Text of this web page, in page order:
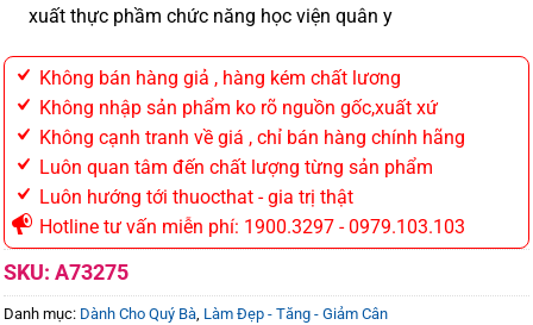
xuất thực phầm chức năng học viện quân y
Không bán hàng giả , hàng kém chất lương
Không nhập sản phẩm ko rõ nguồn gốc,xuất xứ
Không cạnh tranh về giá , chỉ bán hàng chính hãng
Luôn quan tâm đến chất lượng từng sản phẩm
Luôn hướng tới thuocthat - gia trị thật
Hotline tư vấn miễn phí: 1900.3297 - 0979.103.103
SKU: A73275
Danh mục: Dành Cho Quý Bà Làm Đẹp - Tăng - Giảm Cân